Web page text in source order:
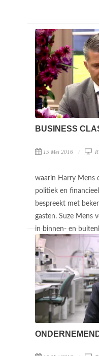
BUSINESS
15 Mei 2016
waarin Harry Mens
politiek en
bespreekt met
gasten. Suze Mens
in binnen- en